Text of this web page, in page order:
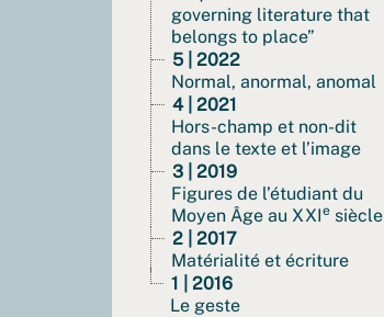
governing literature that
belongs to place”
5 | 2022
Normal, anormal, anomal
4 | 2021
Hors-champ et non-dit
dans le texte et l’image
3 | 2019
Figures de l’étudiant du
Moyen Âge au XXIe siècle
2 | 2017
Matérialité et écriture
1 | 2016
Le geste